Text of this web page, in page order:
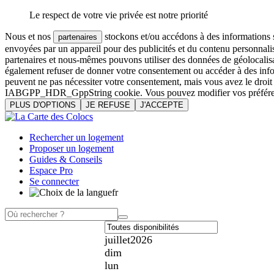
Le respect de votre vie privée est notre priorité
Nous et nos partenaires
stockons et/ou accédons à des
envoyées par un appareil pour des publicités et du contenu
partenaires et nous-mêmes pouvons utiliser des données de
également refuser de donner votre consentement ou accéder à des
peuvent ne pas nécessiter votre consentement, mais vous avez le
IABGPP_HDR_GppString cookie. Vous pouvez modifier vos
PLUS D'OPTIONS JE REFUSE J'ACCEPTE
Rechercher un logement
Proposer un logement
Guides & Conseils
Espace Pro
Se connecter
fr
juillet2026
dim
lun